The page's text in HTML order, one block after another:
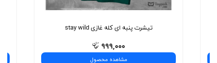
تیشرت پنبه ای کله غازی stay wild
۹۹۹,۰۰۰
مشاهده محصول